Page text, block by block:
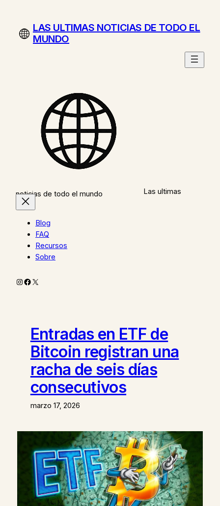
contenidoLAS ULTIMAS NOTICIAS DE TODO EL
MUNDO
Las ultimas
noticias de todo el mundo
Blog
FAQ
Recursos
Sobre
Instagram
Facebook
X
Entradas en ETF de
Bitcoin registran una
racha de seis días
consecutivos
marzo 17, 2026